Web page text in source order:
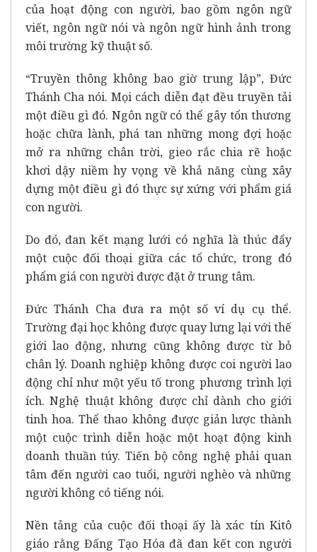
của hoạt động con người, bao gồm ngôn ngữ
viết, ngôn ngữ nói và ngôn ngữ hình ảnh trong
môi trường kỹ thuật số.
“Truyền thông không bao giờ trung lập”, Đức
Thánh Cha nói. Mọi cách diễn đạt đều truyền tải
một điều gì đó. Ngôn ngữ có thể gây tổn thương
hoặc chữa lành, phá tan những mong đợi hoặc
mở ra những chân trời, gieo rắc chia rẽ hoặc
khơi dậy niềm hy vọng về khả năng cùng xây
dựng một điều gì đó thực sự xứng với phẩm giá
con người.
Do đó, đan kết mạng lưới có nghĩa là thúc đẩy
một cuộc đối thoại giữa các tổ chức, trong đó
phẩm giá con người được đặt ở trung tâm.
Đức Thánh Cha đưa ra một số ví dụ cụ thể.
Trường đại học không được quay lưng lại với thế
giới lao động, nhưng cũng không được từ bỏ
chân lý. Doanh nghiệp không được coi người lao
động chỉ như một yếu tố trong phương trình lợi
ích. Nghệ thuật không được chỉ dành cho giới
tinh hoa. Thể thao không được giản lược thành
một cuộc trình diễn hoặc một hoạt động kinh
doanh thuần túy. Tiến bộ công nghệ phải quan
tâm đến người cao tuổi, người nghèo và những
người không có tiếng nói.
Nền tảng của cuộc đối thoại ấy là xác tín Kitô
giáo rằng Đấng Tạo Hóa đã đan kết con người